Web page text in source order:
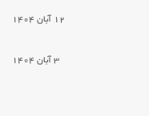
12 آبان 1404
3 آبان 1404